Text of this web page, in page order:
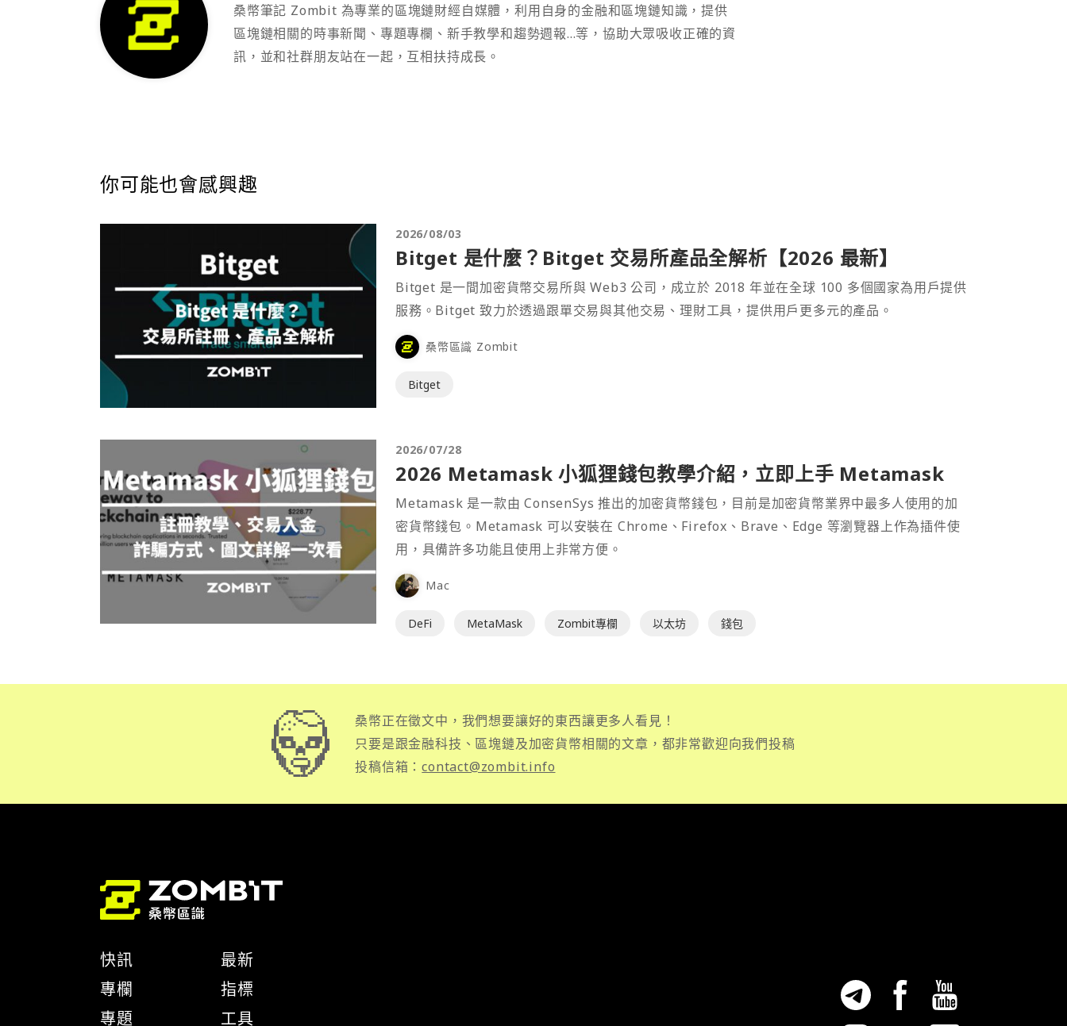
桑幣筆記 Zombit 為專業的區塊鏈財經自媒體，利用自身的金融和區塊鏈知識，提供
區塊鏈相關的時事新聞、專題專欄、新手教學和趨勢週報...等，協助大眾吸收正確的資
訊，並和社群朋友站在一起，互相扶持成長。
你可能也會感興趣
2026/08/03
Bitget 是什麼？Bitget 交易所產品全解析【2026 最新】
Bitget 是一間加密貨幣交易所與 Web3 公司，成立於 2018 年並在全球 100 多個國家為用戶提供
服務。Bitget 致力於透過跟單交易與其他交易、理財工具，提供用戶更多元的產品。
桑幣區識 Zombit
Bitget
2026/07/28
2026 Metamask 小狐狸錢包教學介紹，立即上手 Metamask
Metamask 是一款由 ConsenSys 推出的加密貨幣錢包，目前是加密貨幣業界中最多人使用的加
密貨幣錢包。Metamask 可以安裝在 Chrome、Firefox、Brave、Edge 等瀏覽器上作為插件使
用，具備許多功能且使用上非常方便。
Mac
DeFi MetaMask Zombit專欄 以太坊 錢包
桑幣正在徵文中，我們想要讓好的東西讓更多人看見！
只要是跟金融科技、區塊鏈及加密貨幣相關的文章，都非常歡迎向我們投稿
投稿信箱：contact@zombit.info
快訊
專欄
專題
最新
指標
工具